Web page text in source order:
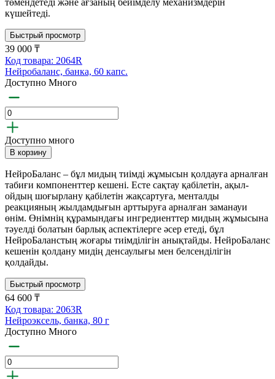
төмендетеді және ағзаның бейімделу механизмдерін
күшейтеді.
Быстрый просмотр
39 000 ₸
Код товара: 2064R
Нейробаланс, банка, 60 капс.
Доступно Много
Доступно много
В корзину
НейроБаланс – бұл мидың тиімді жұмысын қолдауға арналған
табиғи компоненттер кешені. Есте сақтау қабілетін, ақыл-
ойдың шоғырлану қабілетін жақсартуға, менталды
реакцияның жылдамдығын арттыруға арналған заманауи
өнім. Өнімнің құрамындағы ингредиенттер мидың жұмысына
тәуелді болатын барлық аспектілерге әсер етеді, бұл
НейроБаланстың жоғары тиімділігін анықтайды. НейроБаланс
кешенін қолдану мидің денсаулығы мен белсенділігін
қолдайды.
Быстрый просмотр
64 600 ₸
Код товара: 2063R
Нейроэксель, банка, 80 г
Доступно Много